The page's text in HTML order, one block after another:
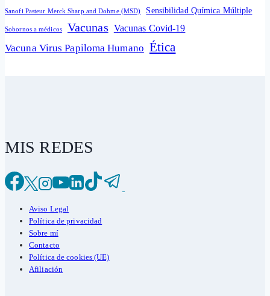
Sanofi Pasteur Merck Sharp and Dohme (MSD) Sensibilidad Química Múltiple
Sobornos a médicos Vacunas Vacunas Covid-19
Vacuna Virus Papiloma Humano Ética
MIS REDES
Aviso Legal
Política de privacidad
Sobre mí
Contacto
Política de cookies (UE)
Afiliación